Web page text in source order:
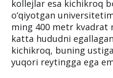
kollejlar esa kichikroq
o‘qiyotgan
ming 400 metr kvadrat
katta hududni
kichikroq, buning
yuqori reytingga ega